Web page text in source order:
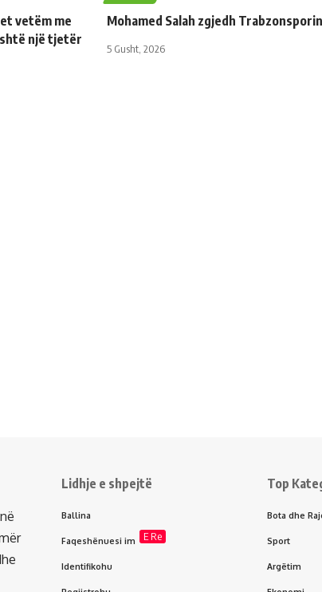
vetëm me
një tjetër
Mohamed Salah zgjedh Trabzonsporin
5 Gusht, 2026
Lidhje e shpejtë
Ballina
Faqeshënuesi im E Re
Identifikohu
Top
Bota dhe
Sport
Argëtim